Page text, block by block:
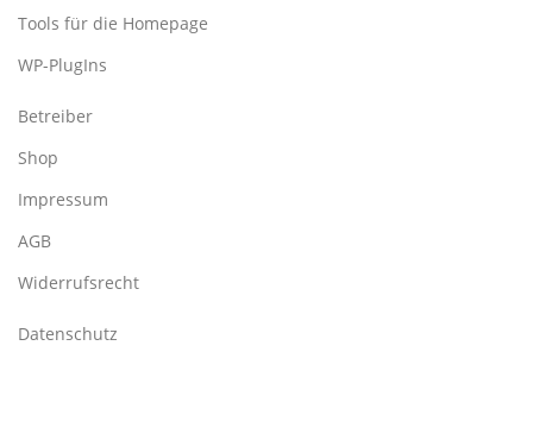
Tools für die Homepage
WP-PlugIns
Betreiber
Shop
Impressum
AGB
Widerrufsrecht
Datenschutz